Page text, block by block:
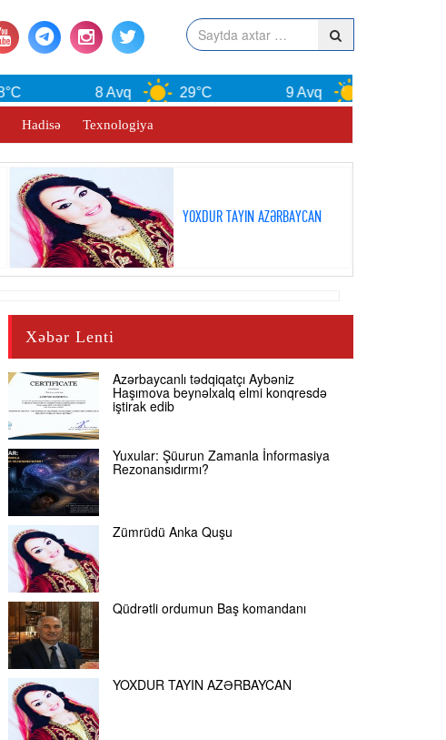
8 Avq 29°C 9 Avq 30°C
Hadisə Texnologiya
YOXDUR TAYIN AZƏRBAYCAN
Xəbər Lenti
Azərbaycanlı tədqiqatçı Aybəniz
Haşımova beynəlxalq elmi konqresdə
iştirak edib
Yuxular: Şüurun Zamanla İnformasiya
Rezonansıdırmı?
Zümrüdü Anka Quşu
Qüdrətli ordumun Baş komandanı
YOXDUR TAYIN AZƏRBAYCAN